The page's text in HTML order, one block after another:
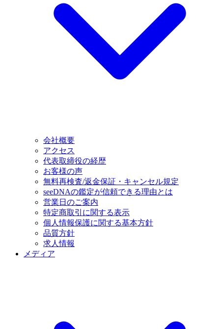
会社概要
アクセス
代表取締役の経歴
お客様の声
無料再検査/返金保証・キャンセル規定
seeDNAの鑑定が信頼できる理由とは
営業日のご案内
特定商取引に関する表示
個人情報保護に関する基本方針
品質方針
求人情報
メディア